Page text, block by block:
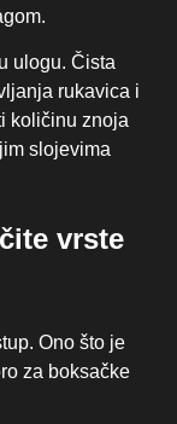
ulogu. Čista
rukavica i
količinu znoja
slojevima
vrste
Ono što je
za boksačke